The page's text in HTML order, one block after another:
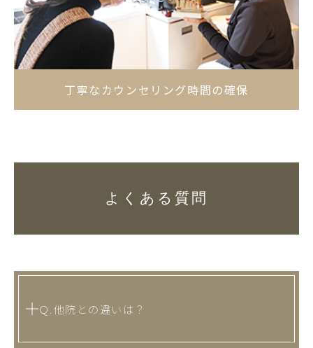
丁寧なカウンセリング時間の確保
よくある質問
Ｑ.他院との違いは？